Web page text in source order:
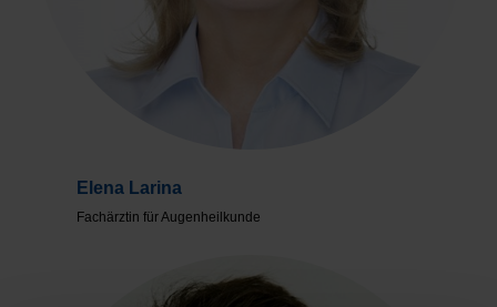
Elena Larina
Fachärztin für Augenheilkunde